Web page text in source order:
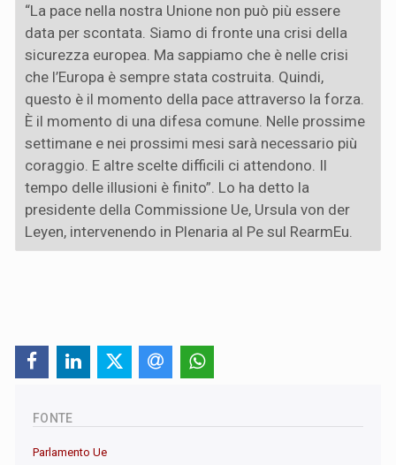
“La pace nella nostra Unione non può più essere
data per scontata. Siamo di fronte una crisi della
sicurezza europea. Ma sappiamo che è nelle crisi
che l’Europa è sempre stata costruita. Quindi,
questo è il momento della pace attraverso la forza.
È il momento di una difesa comune. Nelle prossime
settimane e nei prossimi mesi sarà necessario più
coraggio. E altre scelte difficili ci attendono. Il
tempo delle illusioni è finito”. Lo ha detto la
presidente della Commissione Ue, Ursula von der
Leyen, intervenendo in Plenaria al Pe sul RearmEu.
FONTE
Parlamento Ue